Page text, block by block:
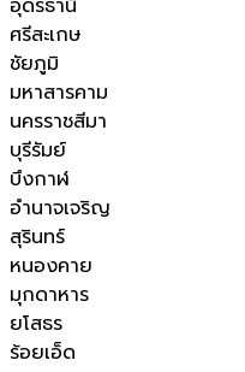
อุดรธานี
ศรีสะเกษ
ชัยภูมิ
มหาสารคาม
นครราชสีมา
บุรีรัมย์
บึงกาฬ
อำนาจเจริญ
สุรินทร์
หนองคาย
มุกดาหาร
ยโสธร
ร้อยเอ็ด